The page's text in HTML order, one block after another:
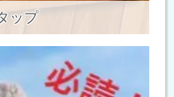
ップ